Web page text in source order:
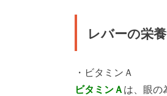
レバーの栄
・ビタミンＡ
ビタミンＡ は、眼の